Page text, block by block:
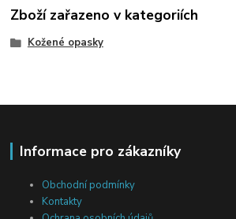
Zboží zařazeno v kategoriích
Kožené opasky
Informace pro zákazníky
Obchodní podmínky
Kontakty